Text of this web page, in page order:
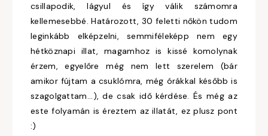
csillapodik, lágyul és így válik számomra
kellemesebbé. Határozott, 30 feletti nőkön tudom
leginkább elképzelni, semmiféleképp nem egy
hétköznapi illat, magamhoz is kissé komolynak
érzem, egyelőre még nem lett szerelem (bár
amikor fújtam a csuklómra, még órákkal később is
szagolgattam...), de csak idő kérdése. És még az
este folyamán is éreztem az illatát, ez plusz pont
:)